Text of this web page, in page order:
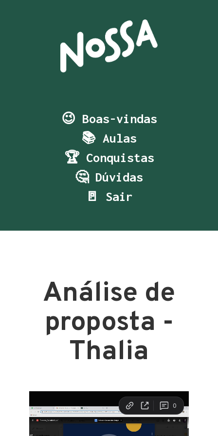
😉 Boas-vindas
📚 Aulas
🏆 Conquistas
🤔 Dúvidas
🚪 Sair
Análise de
proposta -
Thalia